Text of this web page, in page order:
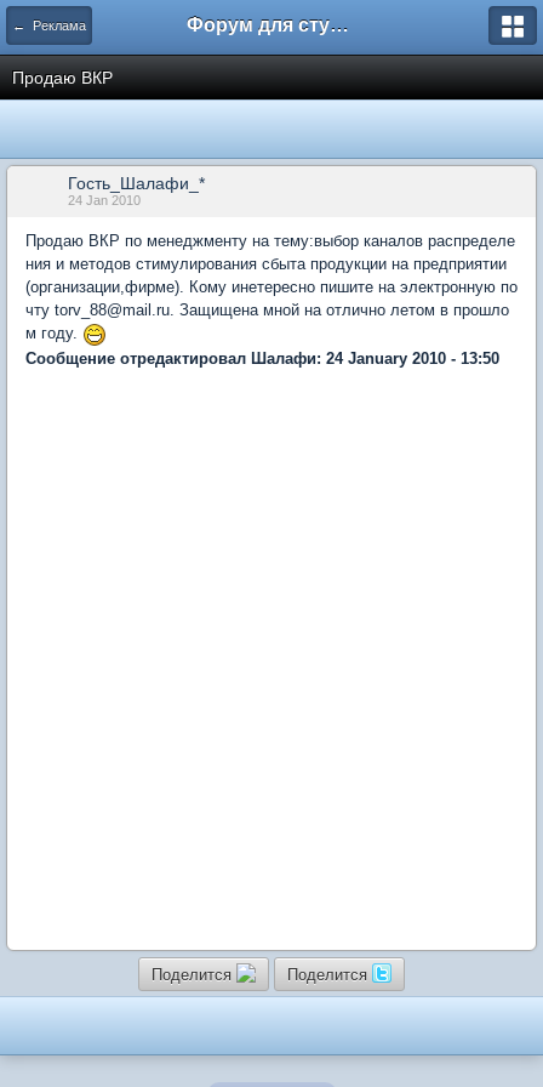
← Реклама Форум для студента СГА
Продаю ВКР
Гость_Шалафи_*
24 Jan 2010
Продаю ВКР по менеджменту на тему:выбор каналов распределе
ния и методов стимулирования сбыта продукции на предприятии
(организации,фирме). Кому инетересно пишите на электронную по
чту torv_88@mail.ru. Защищена мной на отлично летом в прошло
м году.
Сообщение отредактировал Шалафи: 24 January 2010 - 13:50
Поделится Поделится